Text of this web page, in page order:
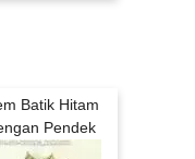
Batik Hitam
Pendek